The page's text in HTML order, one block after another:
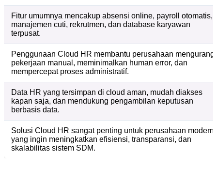
Fitur umumnya mencakup absensi online, payroll otomatis,
manajemen cuti, rekrutmen, dan database karyawan
terpusat.
Penggunaan Cloud HR membantu perusahaan mengurangi
pekerjaan manual, meminimalkan human error, dan
mempercepat proses administratif.
Data HR yang tersimpan di cloud aman, mudah diakses
kapan saja, dan mendukung pengambilan keputusan
berbasis data.
Solusi Cloud HR sangat penting untuk perusahaan modern
yang ingin meningkatkan efisiensi, transparansi, dan
skalabilitas sistem SDM.